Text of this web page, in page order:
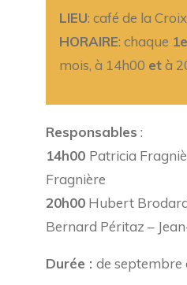
LIEU: café de la
HORAIRE: chaque
mois, à 14h00 età
Responsables :
14h00 Patricia
Fragnière
20h00 Hubert
Bernard Péritaz –
Durée :de septembre